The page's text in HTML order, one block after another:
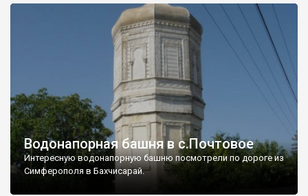
Водонапорная башня в с.Почтовое
Интересную водонапорную башню посмотрели по дороге из
Симферополя в Бахчисарай.